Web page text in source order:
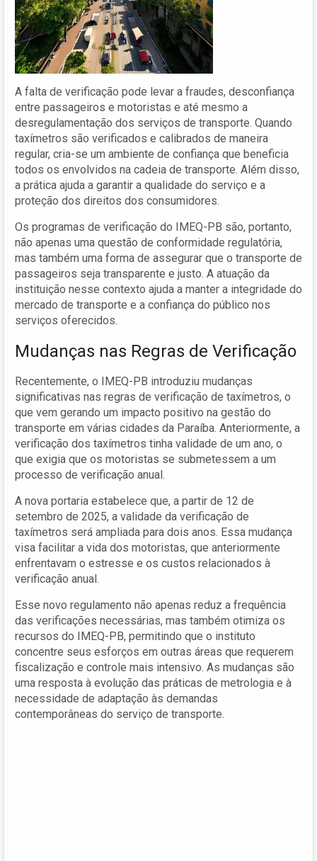
A falta de verificação pode levar a fraudes, desconfiança
entre passageiros e motoristas e até mesmo a
desregulamentação dos serviços de transporte. Quando
taxímetros são verificados e calibrados de maneira
regular, cria-se um ambiente de confiança que beneficia
todos os envolvidos na cadeia de transporte. Além disso,
a prática ajuda a garantir a qualidade do serviço e a
proteção dos direitos dos consumidores.
Os programas de verificação do IMEQ-PB são, portanto,
não apenas uma questão de conformidade regulatória,
mas também uma forma de assegurar que o transporte de
passageiros seja transparente e justo. A atuação da
instituição nesse contexto ajuda a manter a integridade do
mercado de transporte e a confiança do público nos
serviços oferecidos.
Mudanças nas Regras de Verificação
Recentemente, o IMEQ-PB introduziu mudanças
significativas nas regras de verificação de taxímetros, o
que vem gerando um impacto positivo na gestão do
transporte em várias cidades da Paraíba. Anteriormente, a
verificação dos taxímetros tinha validade de um ano, o
que exigia que os motoristas se submetessem a um
processo de verificação anual.
A nova portaria estabelece que, a partir de 12 de
setembro de 2025, a validade da verificação de
taxímetros será ampliada para dois anos. Essa mudança
visa facilitar a vida dos motoristas, que anteriormente
enfrentavam o estresse e os custos relacionados à
verificação anual.
Esse novo regulamento não apenas reduz a frequência
das verificações necessárias, mas também otimiza os
recursos do IMEQ-PB, permitindo que o instituto
concentre seus esforços em outras áreas que requerem
fiscalização e controle mais intensivo. As mudanças são
uma resposta à evolução das práticas de metrologia e à
necessidade de adaptação às demandas
contemporâneas do serviço de transporte.